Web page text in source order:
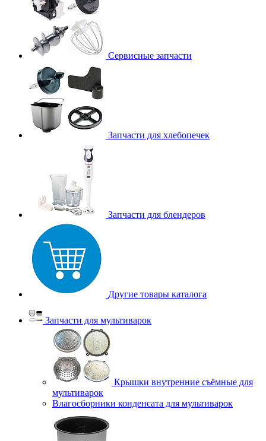
Сервисные запчасти
Запчасти для хлебопечек
Запчасти для блендеров
Другие товары каталога
Запчасти для мультиварок
Крышки внутренние съёмные для
мультиварок
Влагосборники конденсата для мультиварок